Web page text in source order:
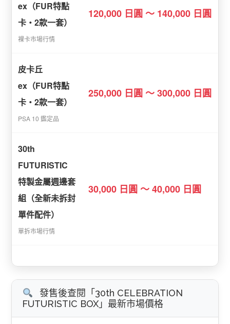
ex（FUR特點
卡・2款一套）
裸卡市場行情
120,000 日圓 〜 140,000 日圓
皮卡丘
ex（FUR特點
卡・2款一套）
PSA 10 鑑定品
250,000 日圓 〜 300,000 日圓
30th
FUTURISTIC
特製金屬週邊套
組（全新未拆封
單件配件）
單拆市場行情
30,000 日圓 〜 40,000 日圓
發售後查閱「30th CELEBRATION
FUTURISTIC BOX」最新市場價格